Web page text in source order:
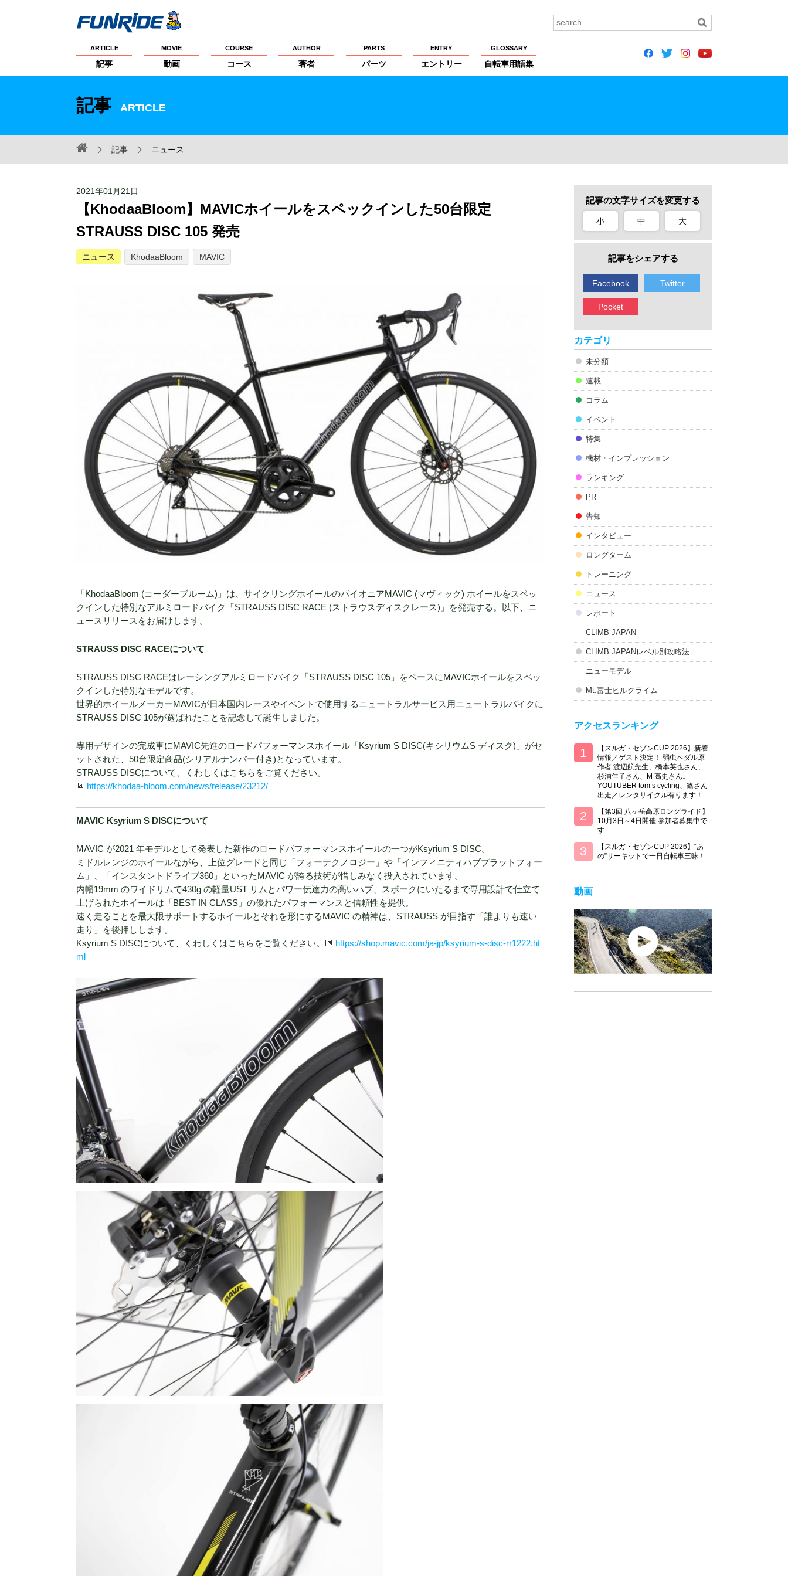
ARTICLE
記事
MOVIE
動画
COURSE
コース
AUTHOR
著者
PARTS
パーツ
ENTRY
エントリー
GLOSSARY
自転車用語集
記事 ARTICLE
記事 ニュース
2021年01月21日
【KhodaaBloom】MAVICホイールをスペックインした50台限定
STRAUSS DISC 105 発売
ニュース KhodaaBloom MAVIC
「KhodaaBloom (コーダーブルーム)」は、サイクリングホイールのパイオニアMAVIC (マヴィック) ホイールをスペッ
クインした特別なアルミロードバイク「STRAUSS DISC RACE (ストラウスディスクレース)」を発売する。以下、ニ
ュースリリースをお届けします。
STRAUSS DISC RACEについて
STRAUSS DISC RACEはレーシングアルミロードバイク「STRAUSS DISC 105」をベースにMAVICホイールをスペッ
クインした特別なモデルです。
世界的ホイールメーカーMAVICが日本国内レースやイベントで使用するニュートラルサービス用ニュートラルバイクに
STRAUSS DISC 105が選ばれたことを記念して誕生しました。
専用デザインの完成車にMAVIC先進のロードパフォーマンスホイール「Ksyrium S DISC(キシリウムS ディスク)」がセ
ットされた、50台限定商品(シリアルナンバー付き)となっています。
STRAUSS DISCについて、くわしくはこちらをご覧ください。
https://khodaa-bloom.com/news/release/23212/
MAVIC Ksyrium S DISCについて
MAVIC が2021 年モデルとして発表した新作のロードパフォーマンスホイールの一つがKsyrium S DISC。
ミドルレンジのホイールながら、上位グレードと同じ「フォーテクノロジー」や「インフィニティハブプラットフォー
ム」、「インスタントドライブ360」といったMAVIC が誇る技術が惜しみなく投入されています。
内幅19mm のワイドリムで430g の軽量UST リムとパワー伝達力の高いハブ、スポークにいたるまで専用設計で仕立て
上げられたホイールは「BEST IN CLASS」の優れたパフォーマンスと信頼性を提供。
速く走ることを最大限サポートするホイールとそれを形にするMAVIC の精神は、STRAUSS が目指す「誰よりも速い
走り」を後押しします。
Ksyrium S DISCについて、くわしくはこちらをご覧ください。
https://shop.mavic.com/ja-jp/ksyrium-s-disc-rr1222.ht
ml
記事の文字サイズを変更する
小 中 大
記事をシェアする
Facebook Twitter
Pocket
カテゴリ
未分類
連載
コラム
イベント
特集
機材・インプレッション
ランキング
PR
告知
インタビュー
ロングターム
トレーニング
ニュース
レポート
CLIMB JAPAN
CLIMB JAPANレベル別攻略法
ニューモデル
Mt.富士ヒルクライム
アクセスランキング
【スルガ・セゾンCUP 2026】新着
情報／ゲスト決定！ 弱虫ペダル原
作者 渡辺航先生、橋本英也さん、
杉浦佳子さん、M 高史さん。
YOUTUBER tom’s cycling、篠さん
出走／レンタサイクル有ります！
【第3回 八ヶ岳高原ロングライド】
10月3日～4日開催 参加者募集中で
す
【スルガ・セゾンCUP 2026】“あ
の”サーキットで一日自転車三昧！
動画